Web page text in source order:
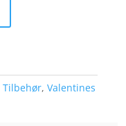
Tilbehør, Valentines